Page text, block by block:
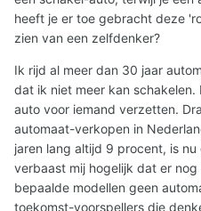
heeft je er toe gebracht deze
zien van een zelfdenker?
Ik rijd al meer dan 30 jaar
dat ik niet meer kan
auto voor iemand verzetten.
automaat-verkopen in
jaren lang altijd 9 procent, is
verbaast mij hogelijk dat er
bepaalde modellen geen
toekomst-voorspellers die